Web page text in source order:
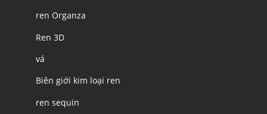
ren Organza
Ren 3D
vá
Biên giới kim loại ren
ren sequin